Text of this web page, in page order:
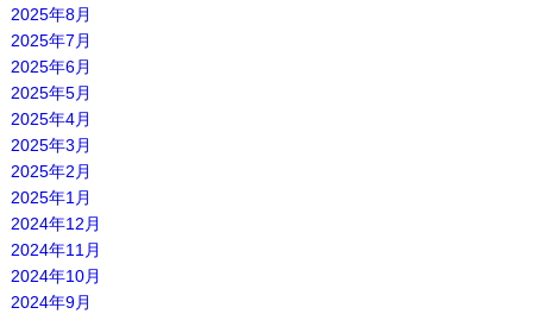
2025年8月
2025年7月
2025年6月
2025年5月
2025年4月
2025年3月
2025年2月
2025年1月
2024年12月
2024年11月
2024年10月
2024年9月